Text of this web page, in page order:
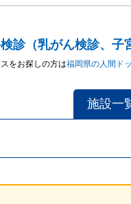
診（乳がん検診、子
をお探しの方は福岡県の人間ド
施設一